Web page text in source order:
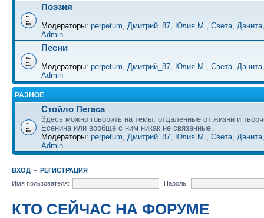
Поэзия
Модераторы: perpetum, Дмитрий_87, Юлия М., Света, Данита
Admin
Песни
Модераторы: perpetum, Дмитрий_87, Юлия М., Света, Данита
Admin
РАЗНОЕ
Стойло Пегаса
Здесь можно говорить на темы, отдаленные от жизни и
Есенина или вообще с ним никак не связанные.
Модераторы: perpetum, Дмитрий_87, Юлия М., Света, Данита
Admin
ВХОД • РЕГИСТРАЦИЯ
Имя пользователя:
Пароль:
КТО СЕЙЧАС НА ФОРУМЕ